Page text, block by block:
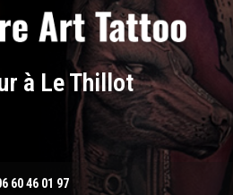
à Le Thillot
60 46 01 97